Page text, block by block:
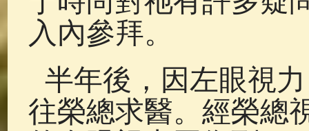
入內參拜。
半年後，因左眼視
往榮總求醫。經榮總